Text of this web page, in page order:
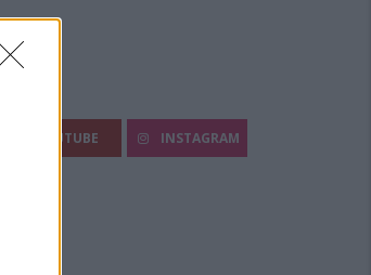
YOUTUBE INSTAGRAM